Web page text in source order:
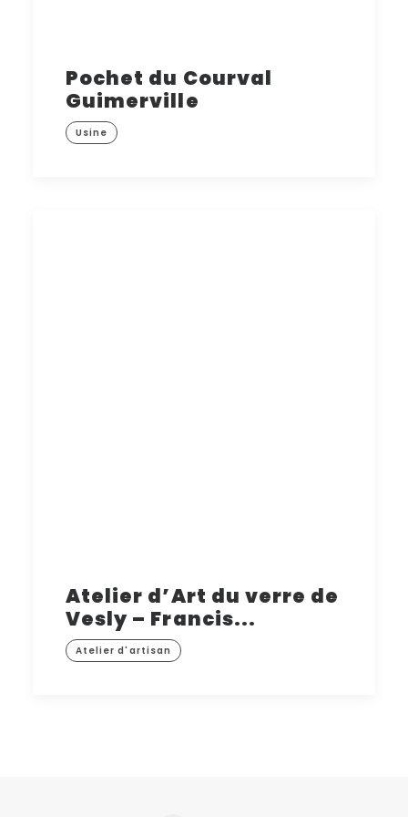
Pochet du Courval
Guimerville
Usine
Atelier d’Art du verre de
Vesly – Francis...
Atelier d'artisan